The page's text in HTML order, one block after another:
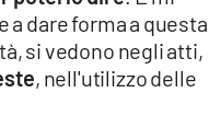
a dare forma a questa
si vedono negli atti,
, nell'utilizzo delle